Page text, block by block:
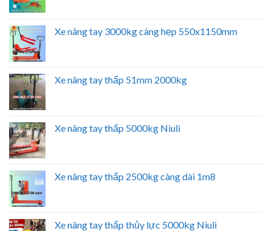
Xe nâng tay 3000kg càng hẹp 550x1150mm
Xe nâng tay thấp 51mm 2000kg
Xe nâng tay thấp 5000kg Niuli
Xe nâng tay thấp 2500kg càng dài 1m8
Xe nâng tay thấp thủy lực 5000kg Niuli